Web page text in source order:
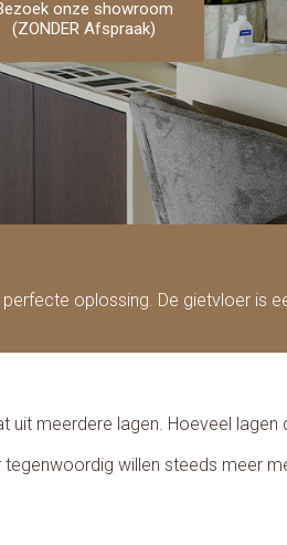
onze showroom
(ZONDER Afspraak)
onze showroom
(ZONDER Afspraak)
onze showroom
(ZONDER Afspraak)
onze showroom
(ZONDER Afspraak)
onze showroom
(ZONDER Afspraak)
oplossing. De gietvloer is
meerdere lagen. Hoeveel lagen
willen steeds meer